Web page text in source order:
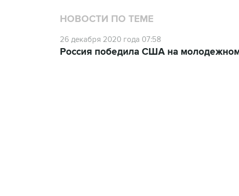
НОВОСТИ ПО ТЕМЕ
26 декабря 2020 года 07:58
Россия победила США на